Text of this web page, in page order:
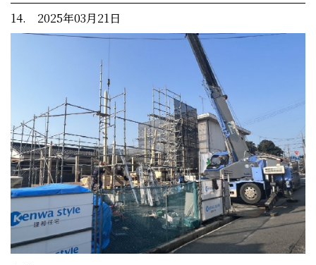
14. 2025年03月21日